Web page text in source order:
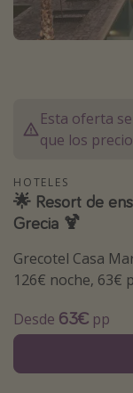
Marruecos
Maldivas
Inspiración para viajes
Camping
Glamping
Viajes en tren
Viajar sola como
Ofertas para
Esta oferta
que los
HOTELES
🌟 Resort de
Grecia 🍹
Grecotel Casa
126€ noche, 63€
Desde 63€ pp